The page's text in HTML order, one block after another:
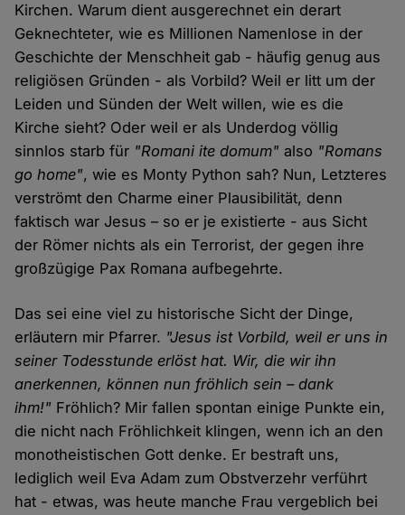
Kirchen. Warum dient ausgerechnet ein derart
Geknechteter, wie es Millionen Namenlose in der
Geschichte der Menschheit gab - häufig genug aus
religiösen Gründen - als Vorbild? Weil er litt um der
Leiden und Sünden der Welt willen, wie es die
Kirche sieht? Oder weil er als Underdog völlig
sinnlos starb für "Romani ite domum" also "Romans
go home", wie es Monty Python sah? Nun, Letzteres
verströmt den Charme einer Plausibilität, denn
faktisch war Jesus – so er je existierte - aus Sicht
der Römer nichts als ein Terrorist, der gegen ihre
großzügige Pax Romana aufbegehrte.
Das sei eine viel zu historische Sicht der Dinge,
erläutern mir Pfarrer. "Jesus ist Vorbild, weil er uns in
seiner Todesstunde erlöst hat. Wir, die wir ihn
anerkennen, können nun fröhlich sein – dank
ihm!" Fröhlich? Mir fallen spontan einige Punkte ein,
die nicht nach Fröhlichkeit klingen, wenn ich an den
monotheistischen Gott denke. Er bestraft uns,
lediglich weil Eva Adam zum Obstverzehr verführt
hat - etwas, was heute manche Frau vergeblich bei